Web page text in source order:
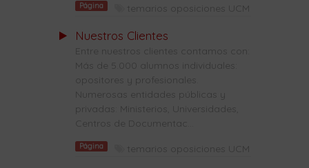
Página temarios oposiciones UCM
Nuestros Clientes
Entre nuestros clientes contamos con:
Más de 5.000 alumnos individuales:
opositores y profesionales.
Numerosas entidades públicas y
privadas: Ministerios, Universidades,
Centros de Documentac...
Página temarios oposiciones UCM